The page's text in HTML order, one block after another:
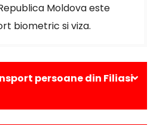
Moldova este
biometric si viza.
persoane din Filiasi